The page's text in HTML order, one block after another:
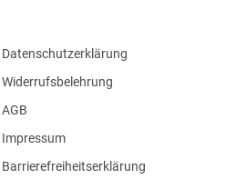
Datenschutzerklärung
Widerrufsbelehrung
AGB
Impressum
Barrierefreiheitserklärung